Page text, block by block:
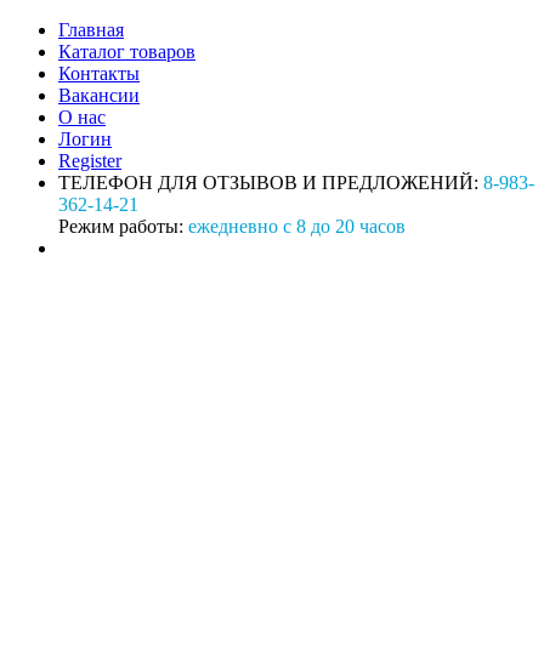
Главная
Каталог товаров
Контакты
Вакансии
О нас
Логин
Register
ТЕЛЕФОН ДЛЯ ОТЗЫВОВ И ПРЕДЛОЖЕНИЙ: 8-983-
362-14-21
Режим работы: ежедневно с 8 до 20 часов